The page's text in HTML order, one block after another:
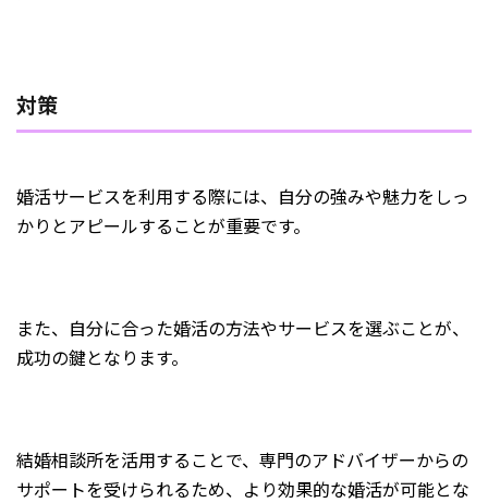
対策
婚活サービスを利用する際には、自分の強みや魅力をしっ
かりとアピールすることが重要です。
また、自分に合った婚活の方法やサービスを選ぶことが、
成功の鍵となります。
結婚相談所を活用することで、専門のアドバイザーからの
サポートを受けられるため、より効果的な婚活が可能とな